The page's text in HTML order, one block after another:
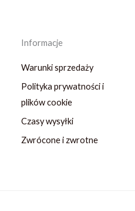
Informacje
Warunki sprzedaży
Polityka prywatności i
plików cookie
Czasy wysyłki
Zwrócone i zwrotne